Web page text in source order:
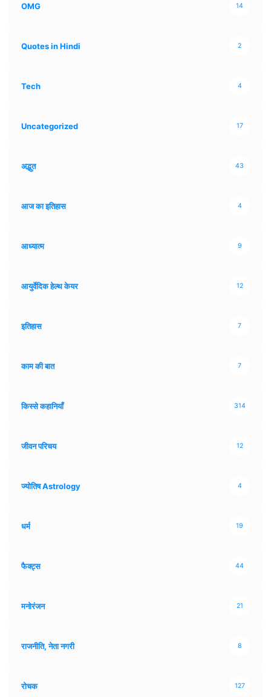
OMG 14
Quotes in Hindi 2
Tech 4
Uncategorized 17
अद्भुत 43
आज का इतिहास 4
आध्यात्म 9
आयुर्वेदिक हेल्थ केयर 12
इतिहास 7
काम की बात 7
किस्से कहानियाँ 314
जीवन परिचय 12
ज्योतिष Astrology 4
धर्म 19
फैक्ट्स 44
मनोरंजन 21
राजनीति, नेता नगरी 8
रोचक 127